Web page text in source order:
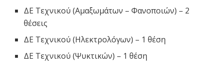
ΔΕ Τεχνικού (Αμαξωμάτων – Φανοποιών) – 2
θέσεις
ΔΕ Τεχνικού (Ηλεκτρολόγων) – 1 θέση
ΔΕ Τεχνικού (Ψυκτικών) – 1 θέση